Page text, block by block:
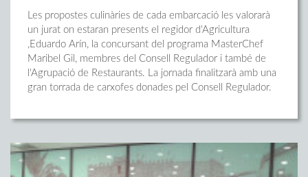
Les propostes culinàries de cada embarcació les valorarà
un jurat on estaran presents el regidor d'Agricultura
,Eduardo Arín, la concursant del programa MasterChef
Maribel Gil, membres del Consell Regulador i també de
l'Agrupació de Restaurants. La jornada finalitzarà amb una
gran torrada de carxofes donades pel Consell Regulador.